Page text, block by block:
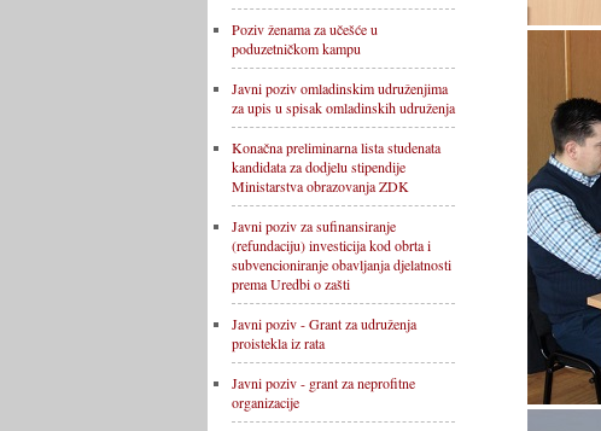
Poziv ženama za učešće u
poduzetničkom kampu
Javni poziv omladinskim udruženjima
za upis u spisak omladinskih udruženja
Konačna preliminarna lista studenata
kandidata za dodjelu stipendije
Ministarstva obrazovanja ZDK
Javni poziv za sufinansiranje
(refundaciju) investicija kod obrta i
subvencioniranje obavljanja djelatnosti
prema Uredbi o zašti
Javni poziv - Grant za udruženja
proistekla iz rata
Javni poziv - grant za neprofitne
organizacije